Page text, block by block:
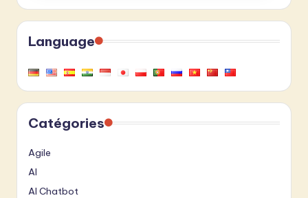
Language
Catégories
Agile
AI
AI Chatbot